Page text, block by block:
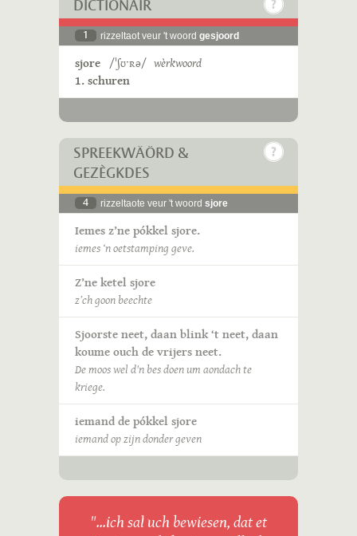
DICTIONAIR
1 rizzeltaot veur 't woord gesjoord
sjore /ˈʃʊˑʀə/ wèrkwoord
1. schuren
SPREEKWÄÖRD &
GEZÈGKDES
4 rizzeltaote veur 't woord sjore
Iemes z’ne pókkel sjore.
iemes ‘n oetstamping geve.
Z’ne ketel sjore
z’ch goon beechte
Sjoorste neet, daan blink ‘t neet, daan
koume ouch de vrijers neet.
De moos wel d'n bes doen um aondach te
kriege.
iemand de pókkel sjore
iemand op zijn donder geven
"...ich sal uch bewiesen, dat et